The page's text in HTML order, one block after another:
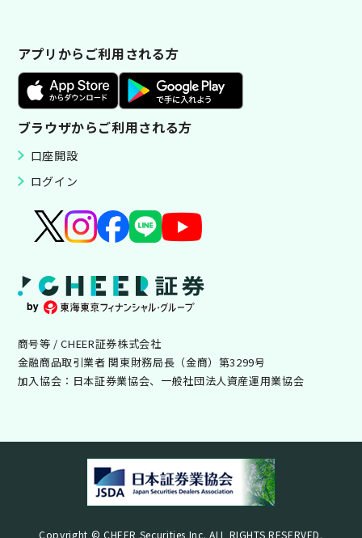
アプリからご利用される方
ブラウザからご利用される方
口座開設
ログイン
商号等 / CHEER証券株式会社
金融商品取引業者 関東財務局長（金商）第3299号
加入協会：日本証券業協会、一般社団法人資産運用業協会
Copyright © CHEER Securities Inc. ALL RIGHTS RESERVED.